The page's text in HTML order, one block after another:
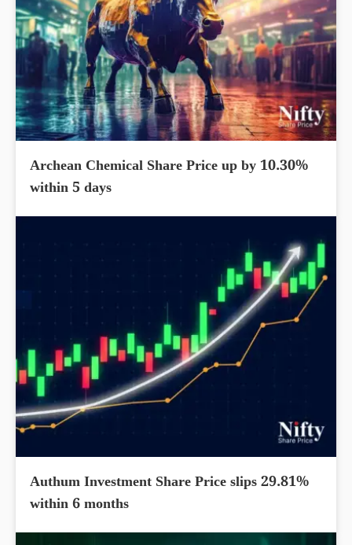
Archean Chemical Share Price up by 10.30%
within 5 days
Authum Investment Share Price slips 29.81%
within 6 months